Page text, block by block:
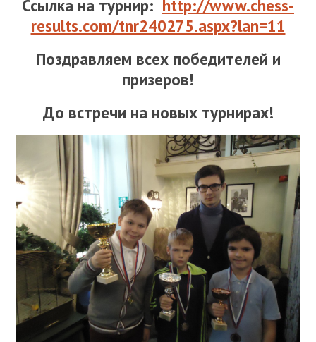
Ссылка на турнир: http://www.chess-
results.com/tnr240275.aspx?lan=11
Поздравляем всех победителей и
призеров!
До встречи на новых турнирах!